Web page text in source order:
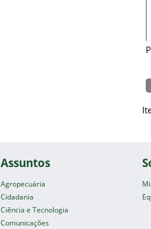
Assuntos
Agropecuária
Cidadania
Ciência e Tecnologia
Comunicações